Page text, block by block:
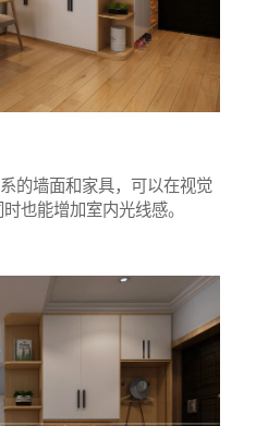
的墙面和家具，可以在视觉
也能增加室内光线感。